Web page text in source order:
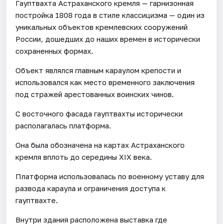
Гауптвахта Астраханского кремля — гарнизонная
постройка 1808 года в стиле классицизма — один из
уникальных объектов кремлевских сооружений
России, дошедших до наших времен в исторически
сохраненных формах.
Объект являлся главным караулом крепости и
использовался как место временного заключения
под стражей арестованных воинских чинов.
С восточного фасада гауптвахты исторически
располагалась платформа.
Она была обозначена на картах Астраханского
кремля вплоть до середины XIX века.
Платформа использовалась по военному уставу для
развода караула и ограничения доступа к
гауптвахте.
Внутри здания расположена выставка где